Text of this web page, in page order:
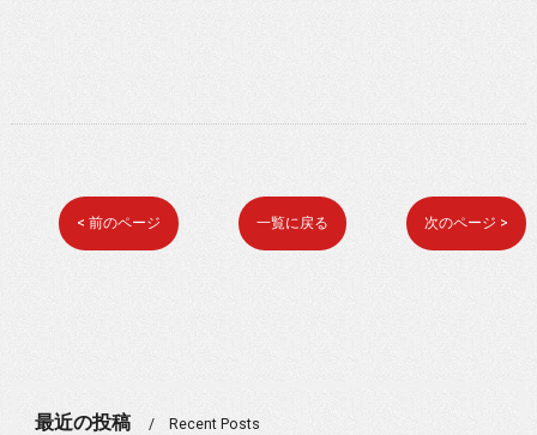
< 前のページ 一覧に戻る 次のページ >
最近の投稿 Recent Posts